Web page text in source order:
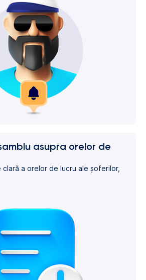
asupra orelor de
a orelor de lucru ale șoferilor,